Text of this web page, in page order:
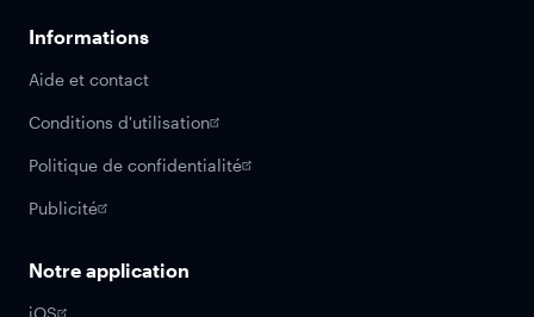
Informations
Aide et contact
Conditions d'utilisation
Politique de confidentialité
Publicité
Notre application